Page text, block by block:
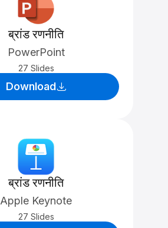
ब्रांड रणनीति
PowerPoint
27 Slides
Download
ब्रांड रणनीति
Apple Keynote
27 Slides